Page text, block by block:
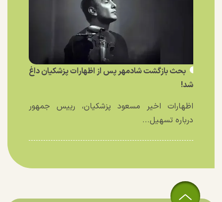
بحث بازگشت شادمهر پس از اظهارات پزشکیان داغ
شد!
اظهارات اخیر مسعود پزشکیان، رییس جمهور
درباره تسهیل...